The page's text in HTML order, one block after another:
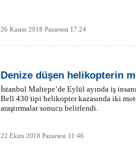
26 Kasım 2018 Pazartesi 17:24
Denize düşen helikopterin
İstanbul Maltepe’de Eylül ayında iş
Bell 430 tipi helikopter kazasında iki
araştırmalar sonucu belirlendi.
22 Ekim 2018 Pazartesi 11:46